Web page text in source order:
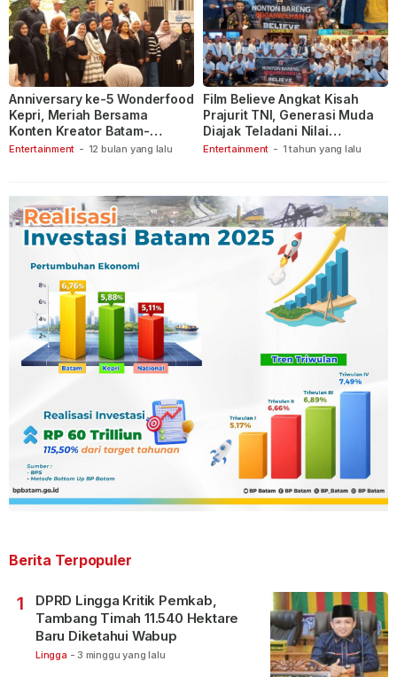
Entertainment - 12 bulan yang lalu
Anniversary ke-5 Wonderfood
Kepri, Meriah Bersama
Konten Kreator Batam-
Tanjungpinang
Entertainment - 1 tahun yang lalu
Film Believe Angkat Kisah
Prajurit TNI, Generasi Muda
Diajak Teladani Nilai
Keberanian
Berita Terpopuler
1
DPRD Lingga Kritik Pemkab,
Tambang Timah 11.540 Hektare
Baru Diketahui Wabup
Lingga - 3 minggu yang lalu